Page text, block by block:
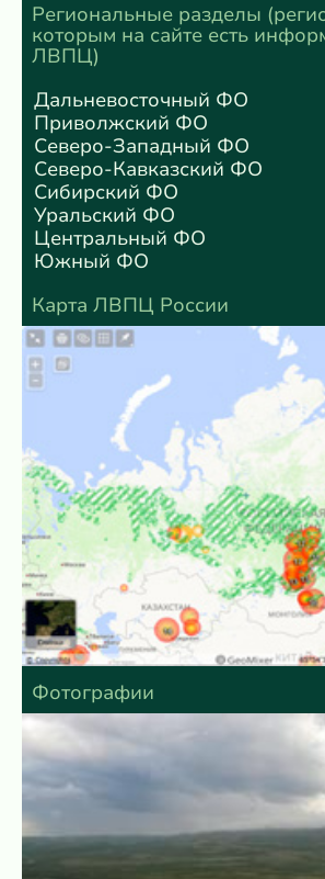
Региональные разделы
которым на сайте есть
ЛВПЦ)
Дальневосточный ФО
Приволжский ФО
Северо-Западный ФО
Северо-Кавказский ФО
Сибирский ФО
Уральский ФО
Центральный ФО
Южный ФО
Карта ЛВПЦ России
Фотографии